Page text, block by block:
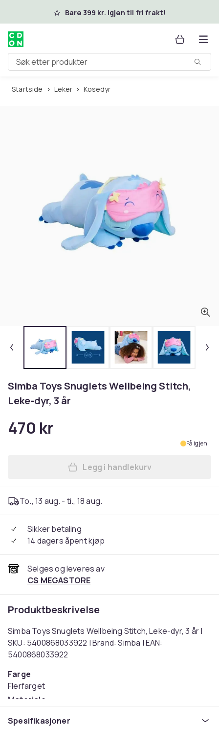
Hopp til hovedinnholdBare 399 kr. igjen til fri frakt!
Søk etter produkter
Startside Leker Kosedyr
Simba Toys Snuglets Wellbeing Stitch,
Leke-dyr, 3 år
470 kr
Få igjen
Legg Simba Toys Snuglets
Legg i handlekurv
To., 13 aug. - ti., 18 aug.
Sikker betaling
14 dagers åpent kjøp
Selges og leveres av
CS MEGASTORE
Produktbeskrivelse
Simba Toys Snuglets Wellbeing Stitch, Leke-dyr, 3 år |
SKU: 5400868033922 | Brand: Simba | EAN:
5400868033922
Farge
Flerfarget
Materiale
Anbefalt alder (min)
Spesifikasjoner